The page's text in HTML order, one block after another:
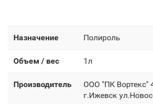
Назначение Полироль
Объем / вес 1л
Производитель
OOO "ПК Вортекс"
г.Ижевск